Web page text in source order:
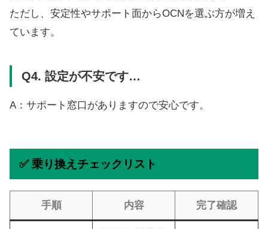
ただし、安定性やサポート面からOCNを選ぶ方が増え
ています。
Q4. 設定が不安です…
A：サポート窓口がありますので安心です。
✅ 乗り換えチェックリスト
手順 内容 完了確認